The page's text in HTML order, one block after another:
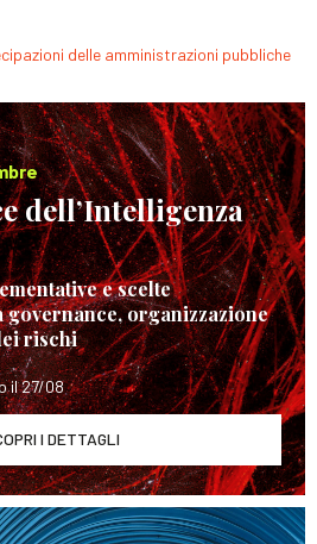
delle amministrazioni pubbliche
dell’Intelligenza
e scelte
governance, organizzazione
rischi
il 27/08
I DETTAGLI